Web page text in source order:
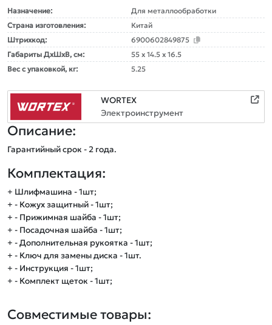
Назначение:
Для металлообработки
Страна изготовления:
Китай
Штрихкод:
6900602849875
Габариты ДxШxВ, см:
55 x 14.5 x 16.5
Вес с упаковкой, кг:
5.25
WORTEX
Электроинструмент
Описание:
Комплектация:
+ Шлифмашина - 1шт;
+ - Кожух защитный - 1шт;
+ - Прижимная шайба - 1шт;
+ - Посадочная шайба - 1шт;
+ - Дополнительная рукоятка - 1шт;
+ - Ключ для замены диска - 1шт.
+ - Инструкция - 1шт;
+ - Комплект щеток - 1шт;
Совместимые товары: